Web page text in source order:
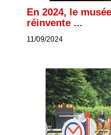
En 2024, le
réinvente ...
11/09/2024